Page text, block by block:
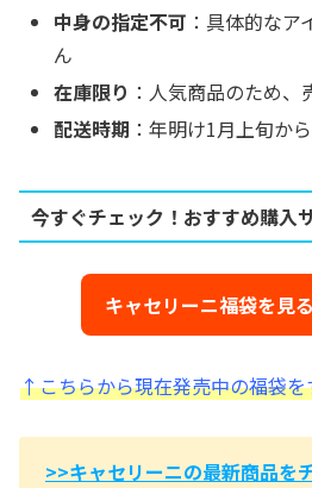
中身の指定不可 ：具体的な
ん
在庫限り ：人気商品のため
配送時期 ：年明け1月上旬か
今すぐチェック！おすすめ購入
キャセリーニ福袋を見
↑こちらから現在発売中の福袋を
>>キャセリーニの最新商品を